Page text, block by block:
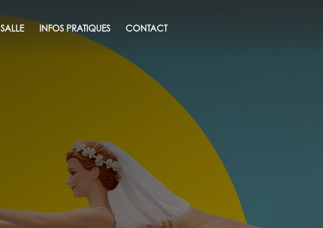
SALLE INFOS PRATIQUES CONTACT